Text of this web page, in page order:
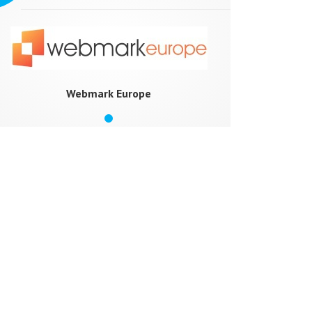
Webmark Europe